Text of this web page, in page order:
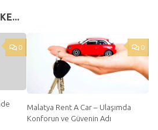
0 0
Malatya Rent A Car – Ulaşımda
Konforun ve Güvenin Adı